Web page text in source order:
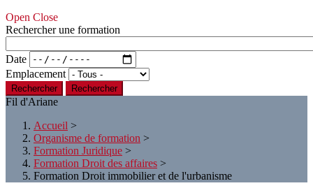
Open Close
Rechercher une formation
Date
Emplacement
Rechercher
Fil d'Ariane
Accueil >
Organisme de formation >
Formation Juridique >
Formation Droit des affaires >
Formation Droit immobilier et de l'urbanisme